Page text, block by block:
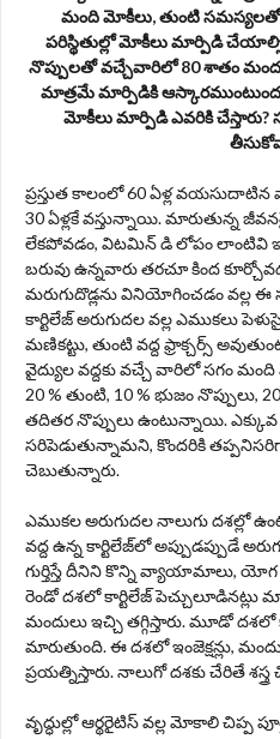
మంది మోకీలు, తుంటి సమస్యలతో
పరిస్థితుల్లో మోకీలు మార్పిడి
నొప్పులతో వచ్చేవారిలో 80 శాతం
మాత్రమే మార్పిడికి
మోకీలు మార్పిడి ఎవరికి చేస్తారు?
ప్రస్తుత కాలంలో 60 ఏళ్ల
30 ఏళ్లకే వస్తున్నాయి. మారుతున్న
లేకపోవడం, విటమిన్‌ డి లోపం లాంటివి
బరువు ఉన్నవారు తరచూ కింద
మరుగుదొడ్లను వినియోగించడం వల్ల
కార్టిలేజ్ అరుగుదల వల్ల ఎముకలు
మణికట్టు, తుంటి వద్ద ఫ్రాక్చర్స్‌
వైద్యుల వద్దకు వచ్చే వారిలో సగం
20 % తుంటి, 10 % భుజం
తదితర నొప్పులు ఉంటున్నాయి. ఎక్కువ
సరిపెడుతున్నామని, కొందరికి
చెబుతున్నారు.
ఎముకల అరుగుదల నాలుగు దశల్లో
వద్ద ఉన్న కార్టిలేజ్‌లో అప్పుడప్పుడే
గుర్తిస్తే దీనిని కొన్ని వ్యాయామాలు, యోగ
రెండో దశలో కార్టిలేజ్‌ పెచ్చులూడినట్లు
మందులు ఇచ్చి తగ్గిస్తారు. మూడో దశలో
మారుతుంది. ఈ దశలో ఇంజెక్షన్లు,
ప్రయత్నిస్తారు. నాలుగో దశకు చేరితే
వృద్ధుల్లో ఆర్థరైటిస్ వల్ల మోకాలి చిప్ప